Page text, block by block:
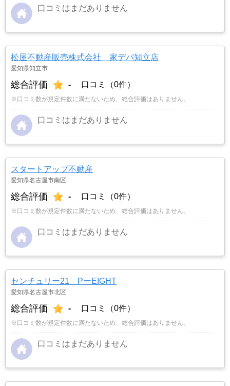
口コミはまだありません
松屋不動産販売株式会社 家デパ知立店
愛知県知立市
総合評価 - 口コミ（0件）
※口コミ数が規定件数に満たないため、総合評価はありません。
口コミはまだありません
スタートアップ不動産
愛知県名古屋市南区
総合評価 - 口コミ（0件）
※口コミ数が規定件数に満たないため、総合評価はありません。
口コミはまだありません
センチュリー21 PーEIGHT
愛知県名古屋市北区
総合評価 - 口コミ（0件）
※口コミ数が規定件数に満たないため、総合評価はありません。
口コミはまだありません